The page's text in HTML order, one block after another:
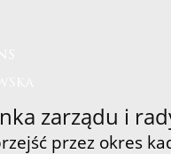
zarządu i
przez okres